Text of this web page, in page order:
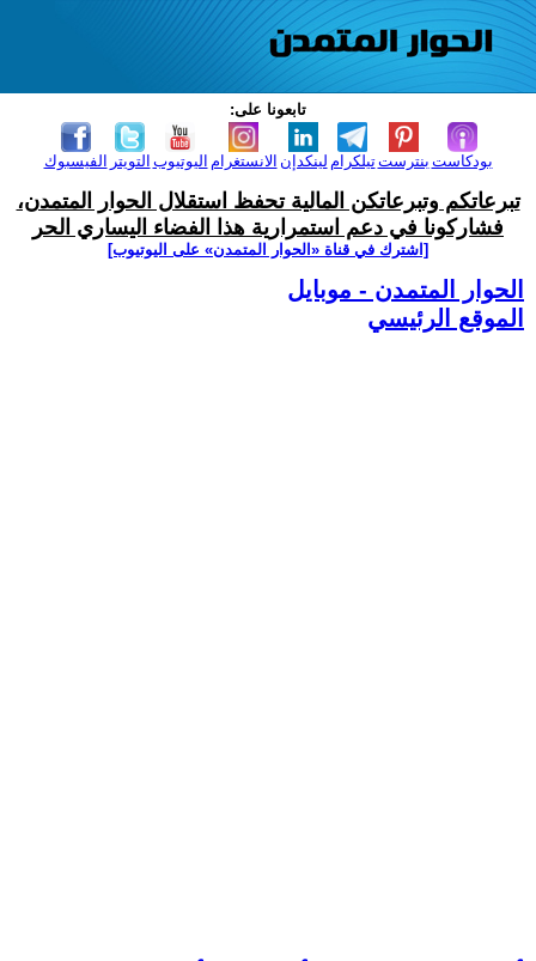
تابعونا على:
الفيسبوك التويتر اليوتيوب الانستغرام لينكدإن تيلكرامبنترست بودكاست
تبرعاتكم وتبرعاتكن المالية تحفظ استقلال الحوار المتمدن،
فشاركونا في دعم استمرارية هذا الفضاء اليساري الحر
[اشترك في قناة ‫«الحوار المتمدن» على اليوتيوب]
الحوار المتمدن - موبايل
الموقع الرئيسي